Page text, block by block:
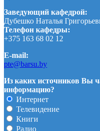
Заведующий кафедрой:
Дубешко Наталья
Телефон кафедры:
+375 163 68 02 12
E-mail:
pte@barsu.by
Из каких источников Вы
информацию?
Интернет
Телевидение
Книги
Радио